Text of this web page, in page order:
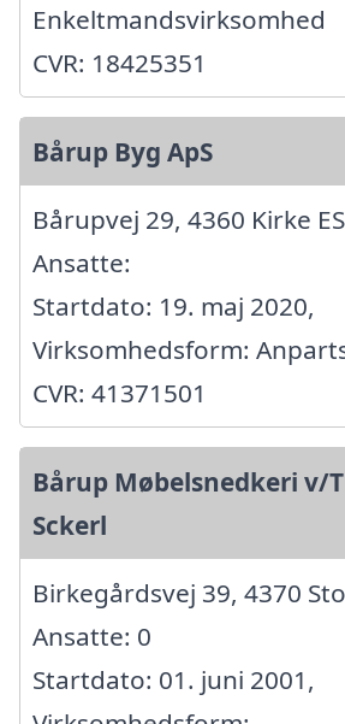
Enkeltmandsvirksomhed
CVR: 18425351
Bårup Byg ApS
Bårupvej 29, 4360 Kirke
Ansatte:
Startdato: 19. maj 2020,
Virksomhedsform:
CVR: 41371501
Bårup Møbelsnedkeri v/
Sckerl
Birkegårdsvej 39, 4370
Ansatte: 0
Startdato: 01. juni 2001,